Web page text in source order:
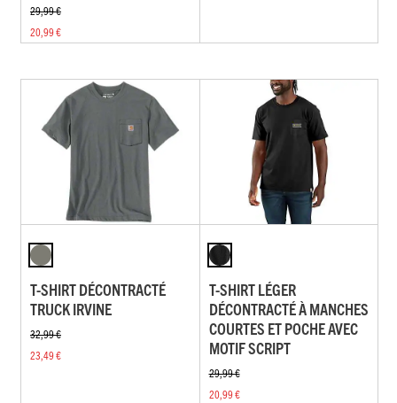
29,99 €
20,99 €
T-SHIRT DÉCONTRACTÉ
TRUCK IRVINE
32,99 €
23,49 €
T-SHIRT LÉGER
DÉCONTRACTÉ À MANCHES
COURTES ET POCHE AVEC
MOTIF SCRIPT
29,99 €
20,99 €